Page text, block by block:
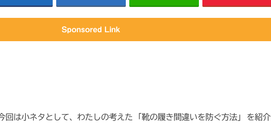
Sponsored Link
回は小ネタとして、わたしの考えた 「靴の履き間違いを防ぐ方法」
を紹介